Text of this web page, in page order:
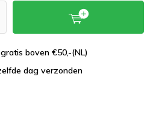
boven €50,-(NL)
dag verzonden